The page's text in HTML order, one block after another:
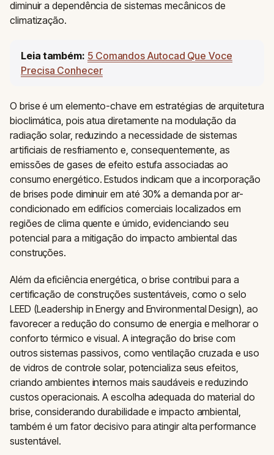
diminuir a dependência de sistemas mecânicos de
climatização.
Leia também: 5 Comandos Autocad Que Voce
Precisa Conhecer
O brise é um elemento-chave em estratégias de arquitetura
bioclimática, pois atua diretamente na modulação da
radiação solar, reduzindo a necessidade de sistemas
artificiais de resfriamento e, consequentemente, as
emissões de gases de efeito estufa associadas ao
consumo energético. Estudos indicam que a incorporação
de brises pode diminuir em até 30% a demanda por ar-
condicionado em edifícios comerciais localizados em
regiões de clima quente e úmido, evidenciando seu
potencial para a mitigação do impacto ambiental das
construções.
Além da eficiência energética, o brise contribui para a
certificação de construções sustentáveis, como o selo
LEED (Leadership in Energy and Environmental Design), ao
favorecer a redução do consumo de energia e melhorar o
conforto térmico e visual. A integração do brise com
outros sistemas passivos, como ventilação cruzada e uso
de vidros de controle solar, potencializa seus efeitos,
criando ambientes internos mais saudáveis e reduzindo
custos operacionais. A escolha adequada do material do
brise, considerando durabilidade e impacto ambiental,
também é um fator decisivo para atingir alta performance
sustentável.